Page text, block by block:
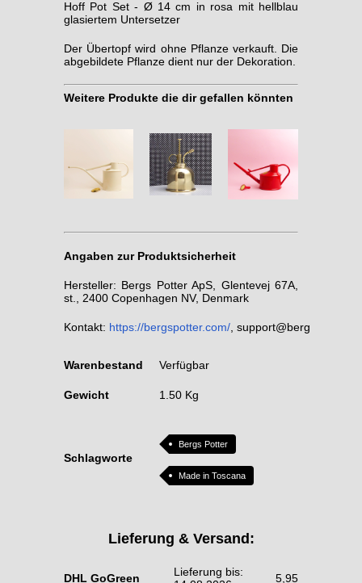
Hoff Pot Set - Ø 14 cm in rosa mit hellblau
glasiertem Untersetzer
Der Übertopf wird ohne Pflanze verkauft. Die
abgebildete Pflanze dient nur der Dekoration.
Weitere Produkte die dir gefallen könnten
Angaben zur Produktsicherheit
Hersteller: Bergs Potter ApS, Glentevej 67A,
st., 2400 Copenhagen NV, Denmark
Kontakt: https://bergspotter.com/,
Warenbestand Verfügbar
Gewicht 1.50 Kg
Schlagworte
Bergs Potter
Made in Toscana
Lieferung & Versand:
DHL GoGreen
Lieferung bis:
5,95